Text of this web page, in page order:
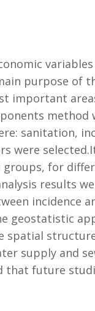
purpose of
important
sanitation,
were
for
results
incidence
geostatistic
spatial
supply and
that future